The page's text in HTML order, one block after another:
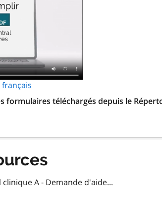
formulaires téléchargés depuis le
clinique A - Demande d'aide...